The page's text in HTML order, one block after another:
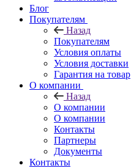
Блог
Покупателям
Назад
Покупателям
Условия оплаты
Условия доставки
Гарантия на товар
О компании
Назад
О компании
О компании
Контакты
Партнеры
Документы
Контакты